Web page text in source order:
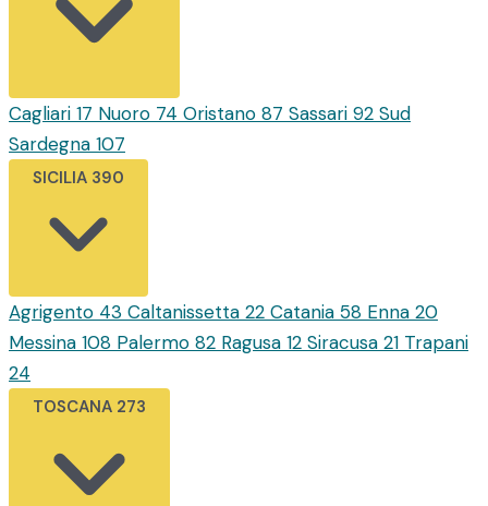
Cagliari 17 Nuoro 74 Oristano 87 Sassari 92 Sud
Sardegna 107
SICILIA 390
Agrigento 43 Caltanissetta 22 Catania 58 Enna 20
Messina 108 Palermo 82 Ragusa 12 Siracusa 21 Trapani
24
TOSCANA 273